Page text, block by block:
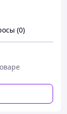
льону, з
орнаменти.
(0)